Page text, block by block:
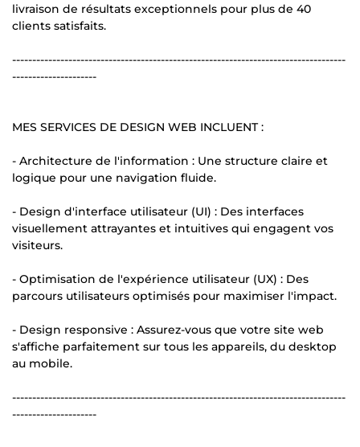
livraison de résultats exceptionnels pour plus de 40
clients satisfaits.
-----------------------------------------------------------------------------------
---------------------
MES SERVICES DE DESIGN WEB INCLUENT :
- Architecture de l'information : Une structure claire et
logique pour une navigation fluide.
- Design d'interface utilisateur (UI) : Des interfaces
visuellement attrayantes et intuitives qui engagent vos
visiteurs.
- Optimisation de l'expérience utilisateur (UX) : Des
parcours utilisateurs optimisés pour maximiser l'impact.
- Design responsive : Assurez-vous que votre site web
s'affiche parfaitement sur tous les appareils, du desktop
au mobile.
-----------------------------------------------------------------------------------
---------------------